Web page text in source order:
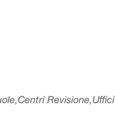
Revisione,Uffici